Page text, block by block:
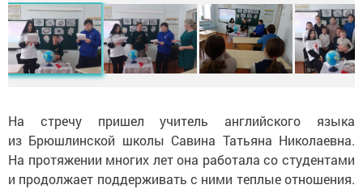
На стречу пришел учитель английского языка
из Брюшлинской школы Савина Татьяна Николаевна.
На протяжении многих лет она работала со студентами
и продолжает поддерживать с ними теплые отношения.